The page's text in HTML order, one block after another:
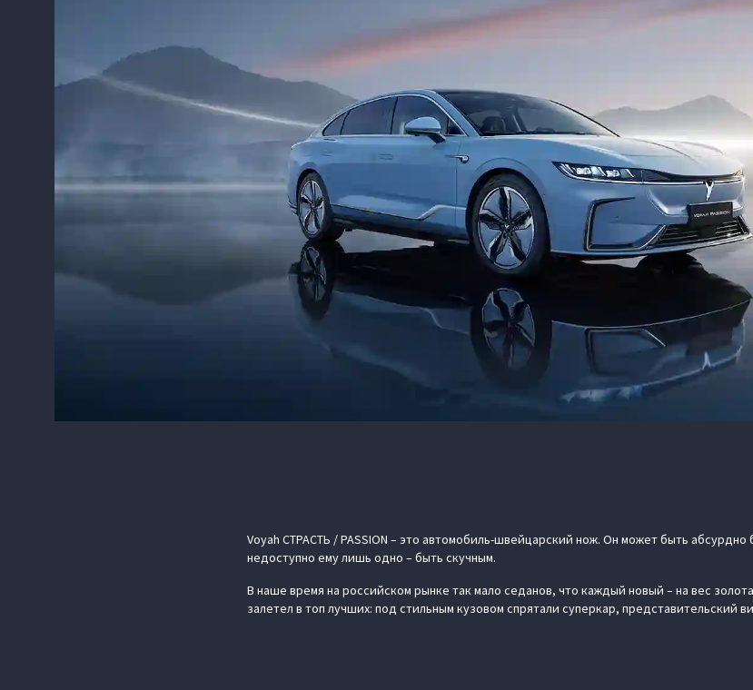
Voyah СТРАСТЬ / PASSION – это автомобиль-швейцарский нож. Он может быть
недоступно ему лишь одно – быть скучным.
В наше время на российском рынке так мало седанов, что каждый новый – на вес
залетел в топ лучших: под стильным кузовом спрятали суперкар, представительский